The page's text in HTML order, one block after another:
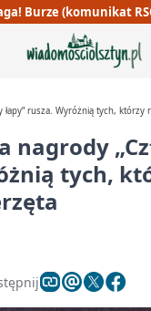
Burze (komunikat
łapy” rusza. Wyróżnią tych, którzy
nagrody
tych,